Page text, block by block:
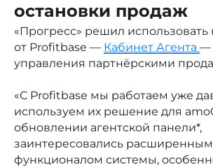
остановки продаж
«Прогресс» решил
от Profitbase — Кабинет Агента —
управления партнёрскими
«С Profitbase мы работаем уже
используем их решение для
обновлении агентской панели*,
заинтересовались расширенным
функционалом системы,